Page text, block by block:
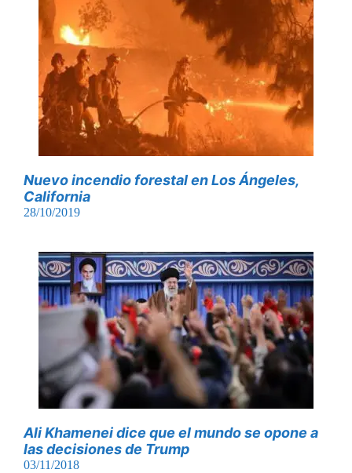
Nuevo incendio forestal en Los Ángeles,
California
28/10/2019
Ali Khamenei dice que el mundo se opone a
las decisiones de Trump
03/11/2018